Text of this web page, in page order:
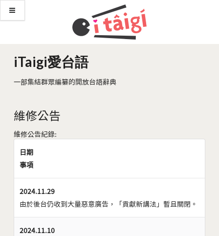
iTaigi愛台語
一部集結群眾編纂的開放台語辭典
維修公告
維修公告紀錄:
日期
事項
2024.11.29
由於後台仍收到大量惡意廣告，「貢獻新講法」暫且關閉。
2024.11.10